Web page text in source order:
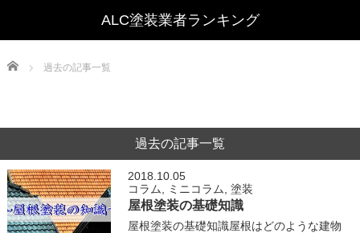
Home 過去の記事一覧
過去の記事一覧
2018.10.05
コラム
ミニコラム ,塗装
屋根塗装の基礎知識
屋根塗装の基礎知識屋根はどのような建物